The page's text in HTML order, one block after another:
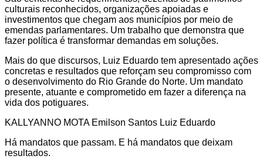
culturais reconhecidos, organizações apoiadas e
investimentos que chegam aos municípios por meio de
emendas parlamentares. Um trabalho que demonstra que
fazer política é transformar demandas em soluções.
Mais do que discursos, Luiz Eduardo tem apresentado ações
concretas e resultados que reforçam seu compromisso com
o desenvolvimento do Rio Grande do Norte. Um mandato
presente, atuante e comprometido em fazer a diferença na
vida dos potiguares.
KALLYANNO MOTA Emilson Santos Luiz Eduardo
Há mandatos que passam. E há mandatos que deixam
resultados.